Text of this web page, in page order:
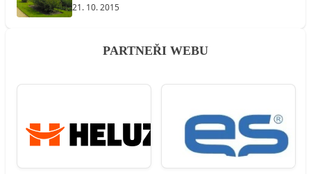
21. 10. 2015
PARTNEŘI WEBU